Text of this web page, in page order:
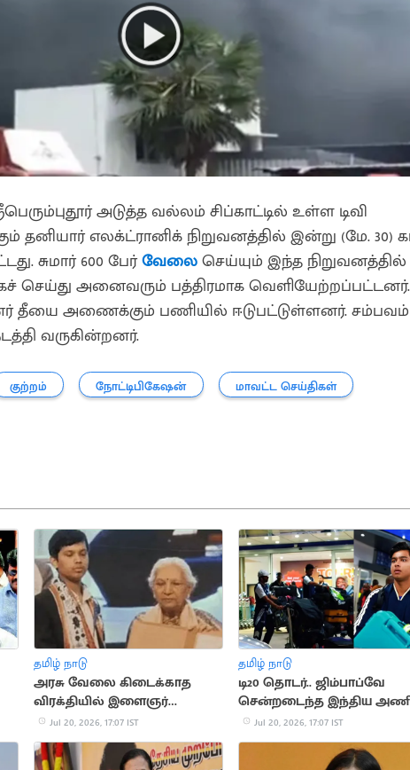
அடுத்த வல்லம் சிப்காட்டில் உள்ள டிவி
தனியார் எலக்ட்ரானிக் நிறுவனத்தில் இன்று (மே. 30)
சுமார் 600 பேர்வேலைசெய்யும் இந்த
செய்து அனைவரும் பத்திரமாக வெளியேற்றப்பட்டனர்.
தீயை அணைக்கும் பணியில் ஈடுபட்டுள்ளனர். சம்பவம்
வருகின்றனர்.
குற்றம் நோட்டிபிகேஷன் மாவட்ட செய்திகள்
தமிழ் நாடு
அரசு வேலை கிடைக்காத
விரக்தியில் இளைஞர்
தற்கொலை
Jul 20, 2026, 17:07 IST
தமிழ் நாடு
டி20 தொடர்.. ஜிம்பாப்வே
சென்றடைந்த இந்திய
Jul 20, 2026, 17:07 IST